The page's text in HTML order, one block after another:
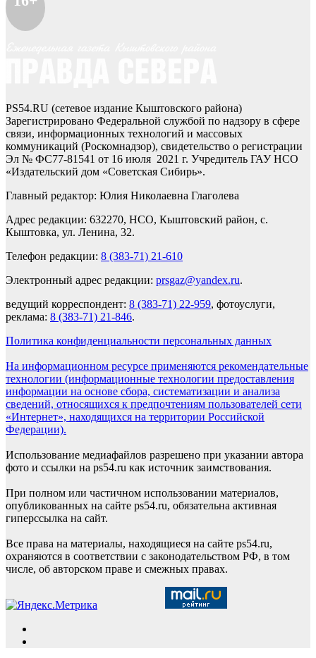
PS54.RU (сетевое издание Кыштовского района)
Зарегистрировано Федеральной службой по надзору в сфере
связи, информационных технологий и массовых
коммуникаций (Роскомнадзор), свидетельство о регистрации
Эл № ФС77-81541 от 16 июля 2021 г. Учредитель ГАУ НСО
«Издательский дом «Советская Сибирь».
Главный редактор: Юлия Николаевна Глаголева
Адрес редакции: 632270, НСО, Кыштовский район, с.
Кыштовка, ул. Ленина, 32.
Телефон редакции: 8 (383-71) 21-610
Электронный адрес редакции: prsgaz@yandex.ru.
ведущий корреспондент: 8 (383-71) 22-959, фотоуслуги,
реклама: 8 (383-71) 21-846.
Политика конфиденциальности персональных данных
На информационном ресурсе применяются рекомендательные
технологии (информационные технологии предоставления
информации на основе сбора, систематизации и анализа
сведений, относящихся к предпочтениям пользователей сети
«Интернет», находящихся на территории Российской
Федерации).
Использование медиафайлов разрешено при указании автора
фото и ссылки на ps54.ru как источник заимствования.
При полном или частичном использовании материалов,
опубликованных на сайте ps54.ru, обязательна активная
гиперссылка на сайт.
Все права на материалы, находящиеся на сайте ps54.ru,
охраняются в соответствии с законодательством РФ, в том
числе, об авторском праве и смежных правах.